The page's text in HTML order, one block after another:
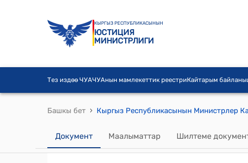
КЫРГЫЗ РЕСПУБЛИКАСЫНЫН
ЮСТИЦИЯ
МИНИСТРЛИГИ
Тез издөө ЧУАЧУАнын мамлекеттик реестриКайтарым
Башкы бет ›
Документ Маалыматтар Шилтеме